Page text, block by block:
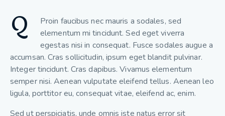
Q
Proin faucibus nec mauris a sodales, sed
elementum mi tincidunt. Sed eget viverra
egestas nisi in consequat. Fusce sodales augue a
accumsan. Cras sollicitudin, ipsum eget blandit pulvinar.
Integer tincidunt. Cras dapibus. Vivamus elementum
semper nisi. Aenean vulputate eleifend tellus. Aenean leo
ligula, porttitor eu, consequat vitae, eleifend ac, enim.
Sed ut perspiciatis, unde omnis iste natus error sit